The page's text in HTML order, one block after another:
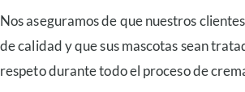
Nos aseguramos de que nuestros
de calidad y que sus mascotas sean
respeto durante todo el proceso de